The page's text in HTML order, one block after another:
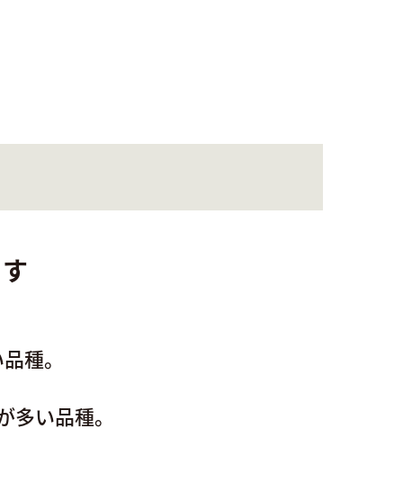
種。
い品種。